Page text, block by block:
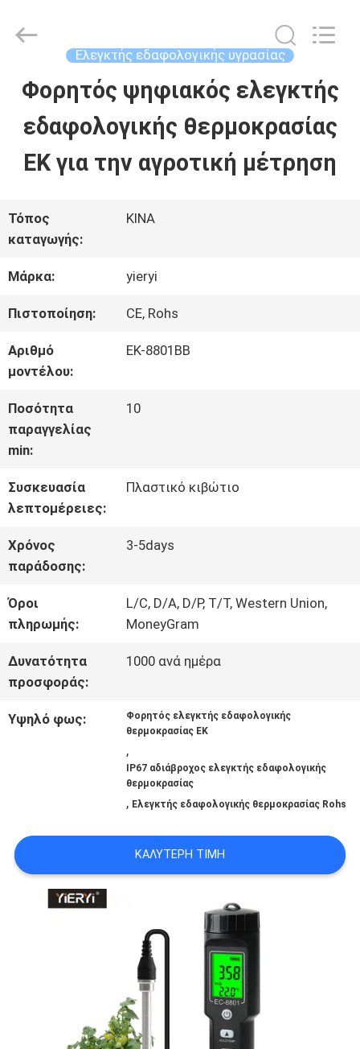
ΑΡΧΙΚΉ
ΣΕΛΊΔΑ
ΣΧΕΤΙΚΆ
ΜΕ
ΕΜΆΣ
ΓΎΡΟΣ
ΕΡΓΟΣΤΑΣΊΩΝ
ΠΟΙΟΤΙΚΌΣ
ΈΛΕΓΧΟΣ
ΕΠΑΦΉ
ΝΈΑ
ΌΛΕΣ
ΟΙ
ΠΕΡΙΠΤΏΣΕΙΣ
PRIVACY
YIERYI
Ελεγκτής εδαφολογικής υγρασίας
Φορητός ψηφιακός ελεγκτής
εδαφολογικής θερμοκρασίας
ΕΚ για την αγροτική μέτρηση
Τόπος
καταγωγής:
ΚΙΝΑ
Μάρκα: yieryi
Πιστοποίηση: CE, Rohs
Αριθμό
μοντέλου:
ΕΚ-8801BB
Ποσότητα
παραγγελίας
min:
10
Συσκευασία
λεπτομέρειες:
Πλαστικό κιβώτιο
Χρόνος
παράδοσης:
3-5days
Όροι
πληρωμής:
L/C, D/A, D/P, T/T, Western Union,
MoneyGram
Δυνατότητα
προσφοράς:
1000 ανά ημέρα
Υψηλό φως:
Φορητός ελεγκτής εδαφολογικής
θερμοκρασίας ΕΚ
,
IP67 αδιάβροχος ελεγκτής εδαφολογικής
θερμοκρασίας
, Ελεγκτής εδαφολογικής θερμοκρασίας Rohs
ΚΑΛΎΤΕΡΗ ΤΙΜΉ